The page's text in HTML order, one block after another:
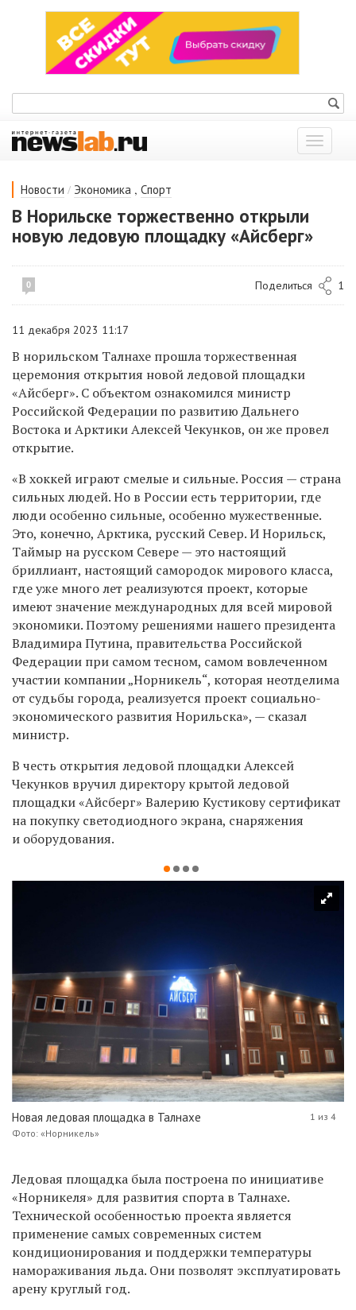
Показать
меню
Новости / Экономика , Спорт
В Норильске торжественно открыли
новую ледовую площадку «Айсберг»
0 Поделиться 1
11 декабря 2023 11:17
В норильском Талнахе прошла торжественная
церемония открытия новой ледовой площадки
«Айсберг». С объектом ознакомился министр
Российской Федерации по развитию Дальнего
Востока и Арктики Алексей Чекунков, он же провел
открытие.
«В хоккей играют смелые и сильные. Россия — страна
сильных людей. Но в России есть территории, где
люди особенно сильные, особенно мужественные.
Это, конечно, Арктика, русский Север. И Норильск,
Таймыр на русском Севере — это настоящий
бриллиант, настоящий самородок мирового класса,
где уже много лет реализуются проект, которые
имеют значение международных для всей мировой
экономики. Поэтому решениями нашего президента
Владимира Путина, правительства Российской
Федерации при самом тесном, самом вовлеченном
участии компании „Норникель“, которая неотделима
от судьбы города, реализуется проект социально-
экономического развития Норильска», — сказал
министр.
В честь открытия ледовой площадки Алексей
Чекунков вручил директору крытой ледовой
площадки «Айсберг» Валерию Кустикову сертификат
на покупку светодиодного экрана, снаряжения
и оборудования.
Новая ледовая площадка в Талнахе
Фото: «Норникель»
1 из 4
Ледовая площадка была построена по инициативе
«Норникеля» для развития спорта в Талнахе.
Технической особенностью проекта является
применение самых современных систем
кондиционирования и поддержки температуры
намораживания льда. Они позволят эксплуатировать
арену круглый год.